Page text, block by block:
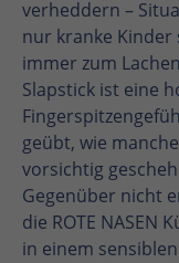
verheddern –
nur kranke
immer zum
Slapstick ist eine
geübt, wie
vorsichtig
Gegenüber nicht
die ROTE NASEN
in einem